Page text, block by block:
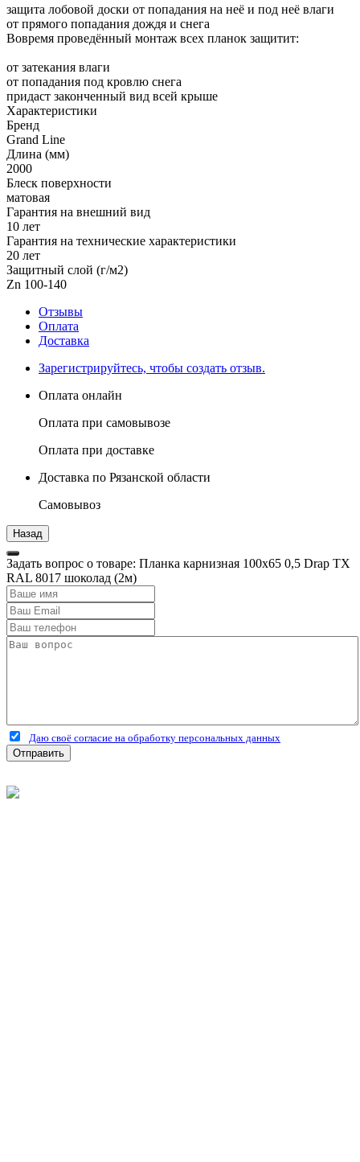
защита лобовой доски от попадания на неё и под неё влаги
от прямого попадания дождя и снега
Вовремя проведённый монтаж всех планок защитит:
от затекания влаги
от попадания под кровлю снега
придаст законченный вид всей крыше
Характеристики
Бренд
Grand Line
Длина (мм)
2000
Блеск поверхности
матовая
Гарантия на внешний вид
10 лет
Гарантия на технические характеристики
20 лет
Защитный слой (г/м2)
Zn 100-140
Отзывы
Оплата
Доставка
Зарегистрируйтесь, чтобы создать отзыв.
Оплата онлайн
Оплата при самовывозе
Оплата при доставке
Доставка по Рязанской области
Самовывоз
Задать вопрос о товаре: Планка карнизная 100х65 0,5 Drap TX
RAL 8017 шоколад (2м)
Даю своё согласие на обработку персональных данных
Отправить